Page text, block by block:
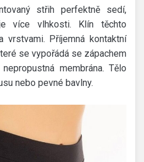
střih perfektně sedí,
více vlhkosti. Klín těchto
vrstvami. Příjemná kontaktní
se vypořádá se zápachem
membrána. Tělo
nebo pevné bavlny.